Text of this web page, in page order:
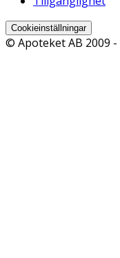
Cookieinställningar
© Apoteket AB 2009 -